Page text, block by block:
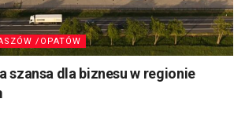
/OPATÓW
szansa dla biznesu w regionie